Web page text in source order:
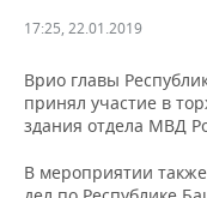
ДЕКЛАРАЦИИ О
КОРОЛИ
ВУЗЫ ТАТАРСТАНА
НОВОСТИ
ФИНАНСЫ
БАНКИ
НОВОСТИ
НЕДВИЖИМОСТЬ
НОВОСТИ
АВТО
17:25, 22.01.2019
Врио главы
принял участие в
здания отдела МВД
В мероприятии